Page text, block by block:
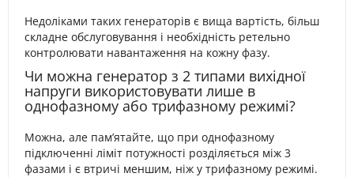
Недоліками таких генераторів є вища вартість, більш
складне обслуговування і необхідність ретельно
контролювати навантаження на кожну фазу.
Чи можна генератор з 2 типами вихідної
напруги використовувати лише в
однофазному або трифазному режимі?
Можна, але пам’ятайте, що при однофазному
підключенні ліміт потужності розділяється між 3
фазами і є втричі меншим, ніж у трифазному режимі.